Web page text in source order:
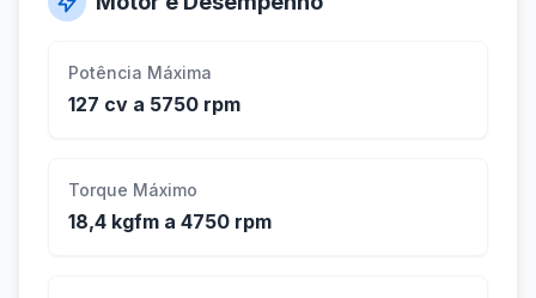
Potência Máxima
127 cv a 5750 rpm
Torque Máximo
18,4 kgfm a 4750 rpm